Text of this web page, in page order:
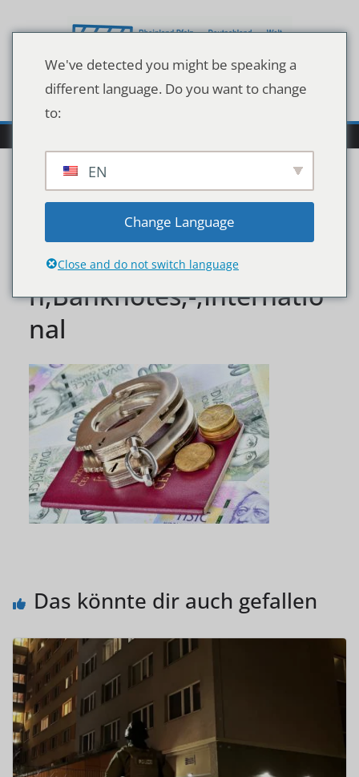
Inhalt
Czech,Republic,Passport
,And,Police,Handcuffs,O
n,Banknotes,-,Internatio
nal
Das könnte dir auch gefallen
We've detected you might be speaking a
different language. Do you want to change
to:
EN
Change Language
Close and do not switch language